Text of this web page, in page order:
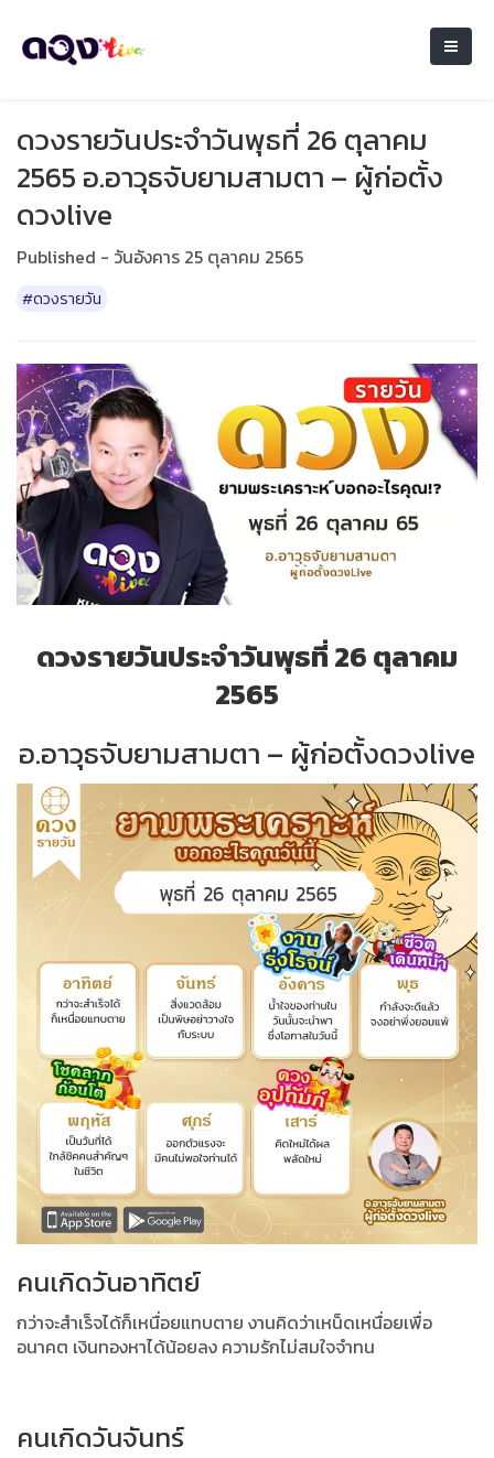
ดวงรายวันประจำวันพุธที่ 26 ตุลาคม
2565 อ.อาวุธจับยามสามตา – ผู้ก่อตั้ง
ดวงlive
Published - วันอังคาร 25 ตุลาคม 2565
#ดวงรายวัน
ดวงรายวันประจำวันพุธที่ 26 ตุลาคม
2565
อ.อาวุธจับยามสามตา – ผู้ก่อตั้งดวงlive
คนเกิดวันอาทิตย์
กว่าจะสำเร็จได้ก็เหนื่อยแทบตาย งานคิดว่าเหน็ดเหนื่อยเพื่อ
อนาคต เงินทองหาได้น้อยลง ความรักไม่สมใจจำทน
คนเกิดวันจันทร์